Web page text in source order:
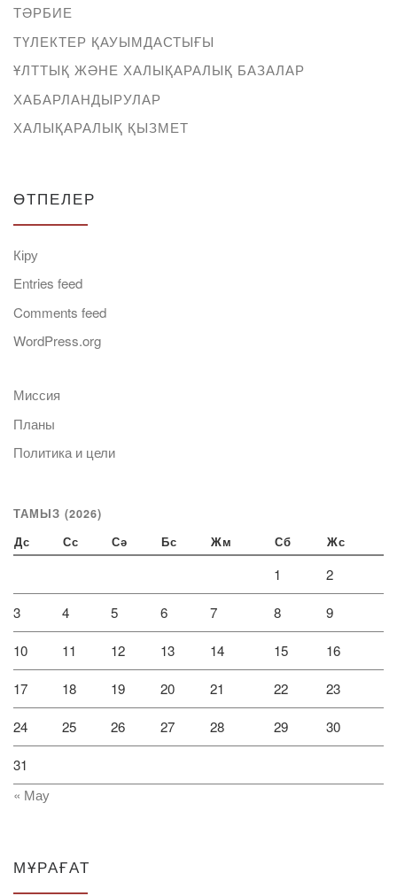
ТӘРБИЕ
ТҮЛЕКТЕР ҚАУЫМДАСТЫҒЫ
ҰЛТТЫҚ ЖӘНЕ ХАЛЫҚАРАЛЫҚ БАЗАЛАР
ХАБАРЛАНДЫРУЛАР
ХАЛЫҚАРАЛЫҚ ҚЫЗМЕТ
ӨТПЕЛЕР
Кіру
Entries feed
Comments feed
WordPress.org
Миссия
Планы
Политика и цели
ТАМЫЗ (2026)
Дс Сс Сә Бс Жм Сб Жс
1 2
3 4 5 6 7 8 9
10 11 12 13 14 15 16
17 18 19 20 21 22 23
24 25 26 27 28 29 30
31
« Мау
МҰРАҒАТ